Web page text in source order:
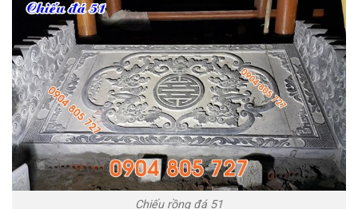
Chiếu rồng đá 51